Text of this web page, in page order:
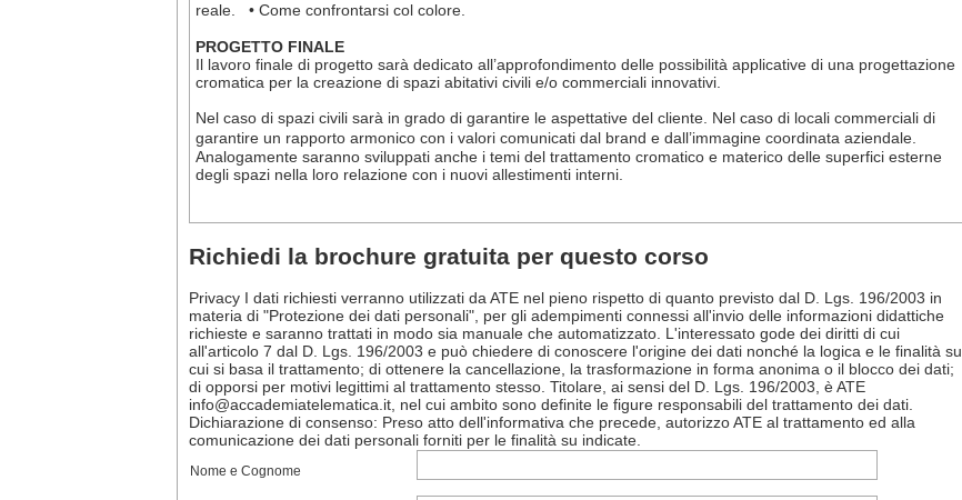
reale. • Come confrontarsi col colore.
PROGETTO FINALE
Il lavoro finale di progetto sarà dedicato all’approfondimento delle possibilità applicative di una progettazione
cromatica per la creazione di spazi abitativi civili e/o commerciali innovativi.
Nel caso di spazi civili sarà in grado di garantire le aspettative del cliente. Nel caso di locali commerciali di
garantire un rapporto armonico con i valori comunicati dal brand e dall’immagine coordinata aziendale.
Analogamente saranno sviluppati anche i temi del trattamento cromatico e materico delle superfici esterne
degli spazi nella loro relazione con i nuovi allestimenti interni.
Richiedi la brochure gratuita per questo corso
Privacy I dati richiesti verranno utilizzati da ATE nel pieno rispetto di quanto previsto dal D. Lgs. 196/2003 in
materia di "Protezione dei dati personali", per gli adempimenti connessi all'invio delle informazioni didattiche
richieste e saranno trattati in modo sia manuale che automatizzato. L'interessato gode dei diritti di cui
all'articolo 7 dal D. Lgs. 196/2003 e può chiedere di conoscere l'origine dei dati nonché la logica e le finalità su
cui si basa il trattamento; di ottenere la cancellazione, la trasformazione in forma anonima o il blocco dei dati;
di opporsi per motivi legittimi al trattamento stesso. Titolare, ai sensi del D. Lgs. 196/2003, è ATE
info@accademiatelematica.it, nel cui ambito sono definite le figure responsabili del trattamento dei dati.
Dichiarazione di consenso: Preso atto dell'informativa che precede, autorizzo ATE al trattamento ed alla
comunicazione dei dati personali forniti per le finalità su indicate.
Nome e Cognome